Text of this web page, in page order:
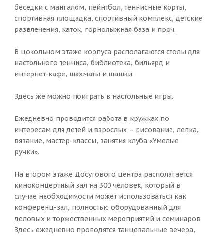
беседки с мангалом, пейнтбол, теннисные корты,
спортивная площадка, спортивный комплекс, детские
развлечения, каток, горнолыжная база и проч.
В цокольном этаже корпуса располагаются столы для
настольного тенниса, библиотека, бильярд и
интернет-кафе, шахматы и шашки.
Здесь же можно поиграть в настольные игры.
Ежедневно проводится работа в кружках по
интересам для детей и взрослых – рисование, лепка,
вязание, мастер-классы, занятия клуба «Умелые
ручки».
На втором этаже Досугового центра располагается
киноконцертный зал на 300 человек, который в
случае необходимости может использоваться как
конференц-зал, полностью оборудованный для
деловых и торжественных мероприятий и семинаров.
Здесь ежедневно проводятся танцевальные вечера,